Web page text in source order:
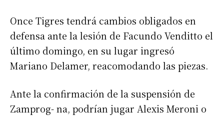
Once Tigres tendrá cambios obligados en
defensa ante la lesión de Facundo Venditto el
último domingo, en su lugar ingresó
Mariano Delamer, reacomodando las piezas.
Ante la confirmación de la suspensión de
Zamprog- na, podrían jugar Alexis Meroni o